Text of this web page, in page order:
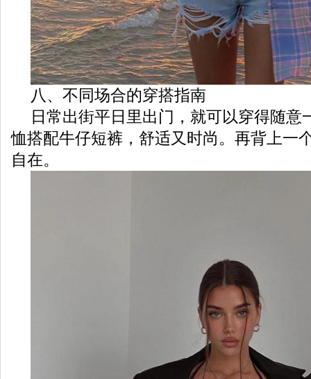
八、不同场合的穿搭指南
日常出街平日里出门，就可以穿得随意
恤搭配牛仔短裤，舒适又时尚。再背上一
自在。